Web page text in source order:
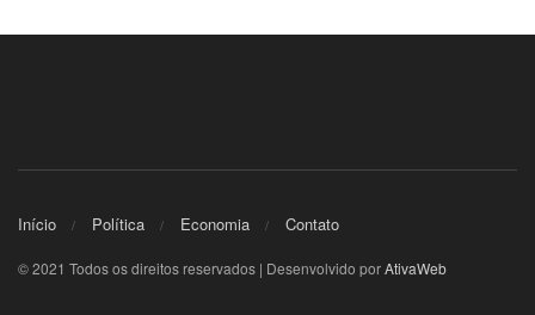
Início Política Economia Contato
© 2021 Todos os direitos reservados | Desenvolvido porAtivaWeb